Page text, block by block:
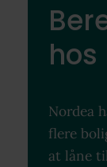
hos
Nordea
flere
at låne